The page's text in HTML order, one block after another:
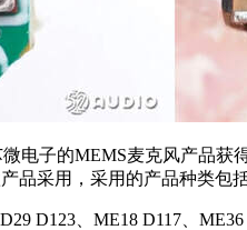
电子的MEMS麦克风产品获
品采用，采用的产品种类包
D123、ME18 D117、